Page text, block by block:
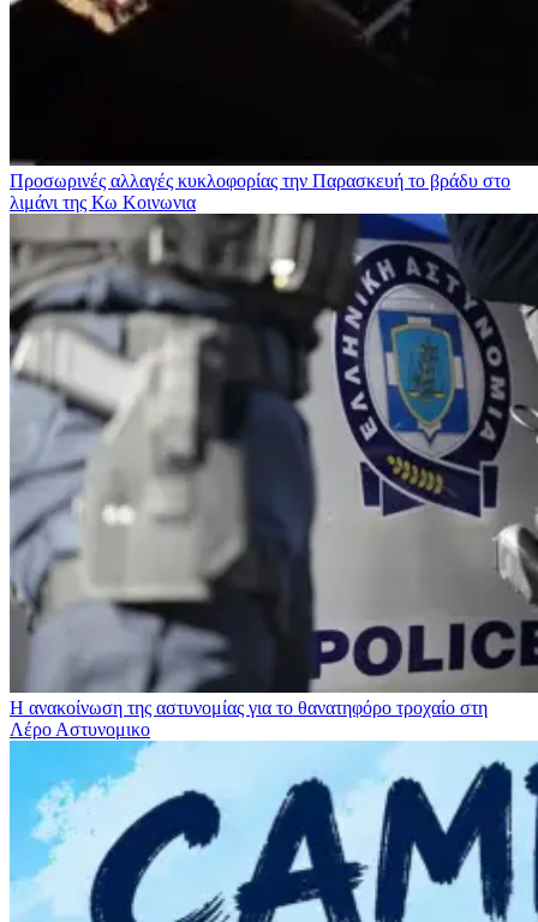
Προσωρινές αλλαγές κυκλοφορίας την Παρασκευή το βράδυ στο
λιμάνι της Κω Κοινωνια
Η ανακοίνωση της αστυνομίας για το θανατηφόρο τροχαίο στη
Λέρο Αστυνομικο